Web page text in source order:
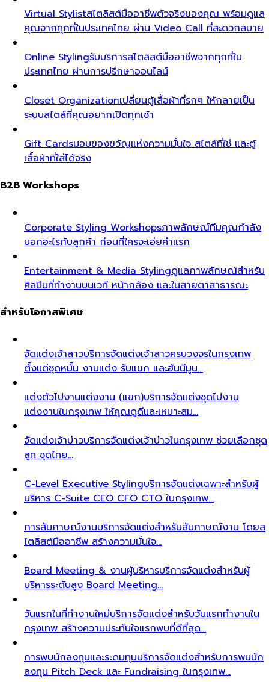
Virtual Stylistสไตลิสต์มืออาชีพตัวจริงของคุณ พร้อมดูแล
คุณจากทุกที่ในประเทศไทย ผ่าน Video Call ที่สะดวกสบาย
Online Stylingรับบริการสไตลิสต์มืออาชีพจากทุกที่ใน
ประเทศไทย ผ่านการปรึกษาออนไลน์
Closet Organizationเปลี่ยนตู้เสื้อผ้าที่รกๆ ให้กลายเป็น
ระบบสไตล์ที่คุณอยากเปิดทุกเช้า
Gift Cardsมอบของขวัญแห่งความมั่นใจ สไตล์ที่ใช่ และตู้
เสื้อผ้าที่ใส่ได้จริง
B2B Workshops
Corporate Styling Workshopsภาพลักษณ์ทีมคุณกำลัง
บอกอะไรกับลูกค้า ก่อนที่ใครจะเอ่ยคำแรก
Entertainment & Media Stylingดูแลภาพลักษณ์สำหรับ
ศิลปินที่ทำงานบนเวที หน้ากล้อง และในสายตาสาธารณะ
สำหรับโอกาสพิเศษ
จัดแต่งเจ้าสาวบริการจัดแต่งเจ้าสาวครบวงจรในกรุงเทพ
ตั้งแต่ชุดหมั้น งานแต่ง รับแขก และฮันนีมูน…
แต่งตัวไปงานแต่งงาน (แขก)บริการจัดแต่งชุดไปงาน
แต่งงานในกรุงเทพ ให้คุณดูดีและเหมาะสม…
จัดแต่งเจ้าบ่าวบริการจัดแต่งเจ้าบ่าวในกรุงเทพ ช่วยเลือกชุด
สูท ชุดไทย…
C-Level Executive Stylingบริการจัดแต่งเฉพาะสำหรับผู้
บริหาร C-Suite CEO CFO CTO ในกรุงเทพ…
การสัมภาษณ์งานบริการจัดแต่งสำหรับสัมภาษณ์งาน โดยส
ไตลิสต์มืออาชีพ สร้างความมั่นใจ…
Board Meeting & งานผู้บริหารบริการจัดแต่งสำหรับผู้
บริหารระดับสูง Board Meeting…
วันแรกในที่ทำงานใหม่บริการจัดแต่งสำหรับวันแรกทำงานใน
กรุงเทพ สร้างความประทับใจแรกพบที่ดีที่สุด…
การพบนักลงทุนและระดมทุนบริการจัดแต่งสำหรับการพบนัก
ลงทุน Pitch Deck และ Fundraising ในกรุงเทพ…